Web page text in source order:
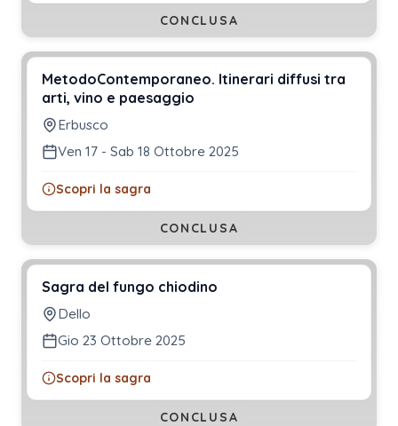
CONCLUSA
MetodoContemporaneo. Itinerari diffusi tra
arti, vino e paesaggio
Erbusco
Ven 17 - Sab 18 Ottobre 2025
Scopri la sagra
CONCLUSA
Sagra del fungo chiodino
Dello
Gio 23 Ottobre 2025
Scopri la sagra
CONCLUSA